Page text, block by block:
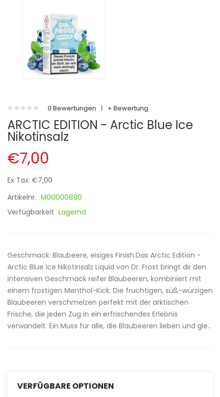
0 Bewertungen | + Bewertung
ARCTIC EDITION - Arctic Blue Ice
Nikotinsalz
€7,00
Ex Tax: €7,00
Artikelnr. M00000890
Verfügbarkeit Lagernd
Geschmack: Blaubeere, eisiges Finish.Das Arctic Edition -
Arctic Blue Ice Nikotinsalz Liquid von Dr. Frost bringt dir den
intensiven Geschmack reifer Blaubeeren, kombiniert mit
einem frostigen Menthol-Kick. Die fruchtigen, süß-würzigen
Blaubeeren verschmelzen perfekt mit der arktischen
Frische, die jeden Zug in ein erfrischendes Erlebnis
verwandelt. Ein Muss für alle, die Blaubeeren lieben und gle..
VERFÜGBARE OPTIONEN